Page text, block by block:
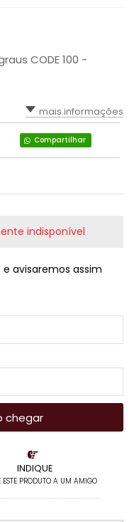
CODE 100 -
mais informações
Compartilhar
INDIQUE
ESTE PRODUTO A UM AMIGO
indisponível
avisaremos assim
chegar